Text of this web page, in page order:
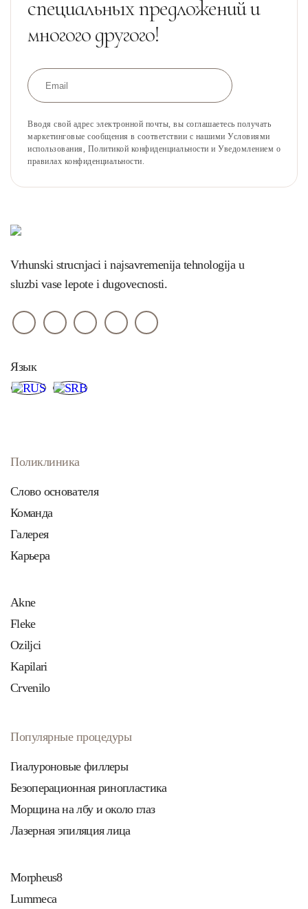
специальных предложений и
многого другого!
Вводя свой адрес электронной почты, вы соглашаетесь получать
маркетинговые сообщения в соответствии с нашими Условиями
использования, Политикой конфиденциальности и Уведомлением о
правилах конфиденциальности.
Vrhunski strucnjaci i najsavremenija tehnologija u
sluzbi vase lepote i dugovecnosti.
Язык
Поликлиника
Слово основателя
Команда
Галерея
Карьера
Akne
Fleke
Oziljci
Kapilari
Crvenilo
Популярные процедуры
Гиалуроновые филлеры
Безоперационная ринопластика
Морщина на лбу и около глаз
Лазерная эпиляция лица
Morpheus8
Lummeca